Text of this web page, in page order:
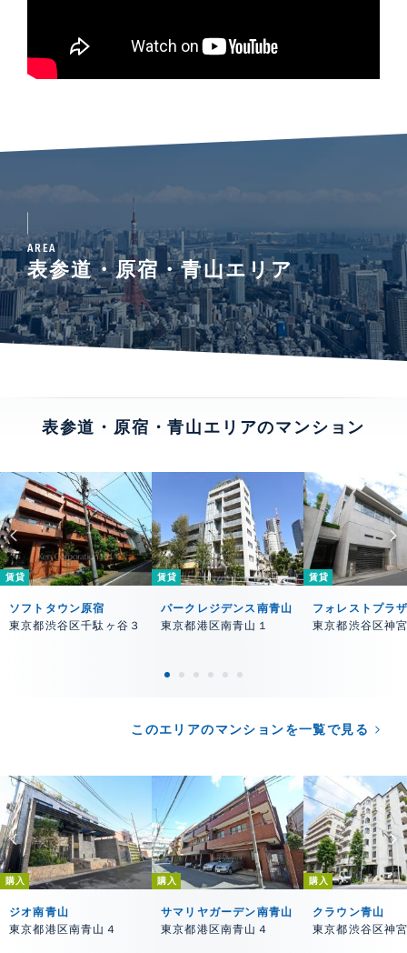
AREA
表参道・原宿・青山エリア
表参道・原宿・青山エリアのマンション
賃貸
ソフトタウン原宿
東京都渋谷区千駄ヶ谷３
賃貸
パークレジデンス南青山
東京都港区南青山１
賃貸
フォレストプラ
東京都渋谷区神
このエリアのマンションを一覧で見る
購入
ジオ南青山
東京都港区南青山４
購入
サマリヤガーデン南青山
東京都港区南青山４
購入
クラウン青山
東京都渋谷区神